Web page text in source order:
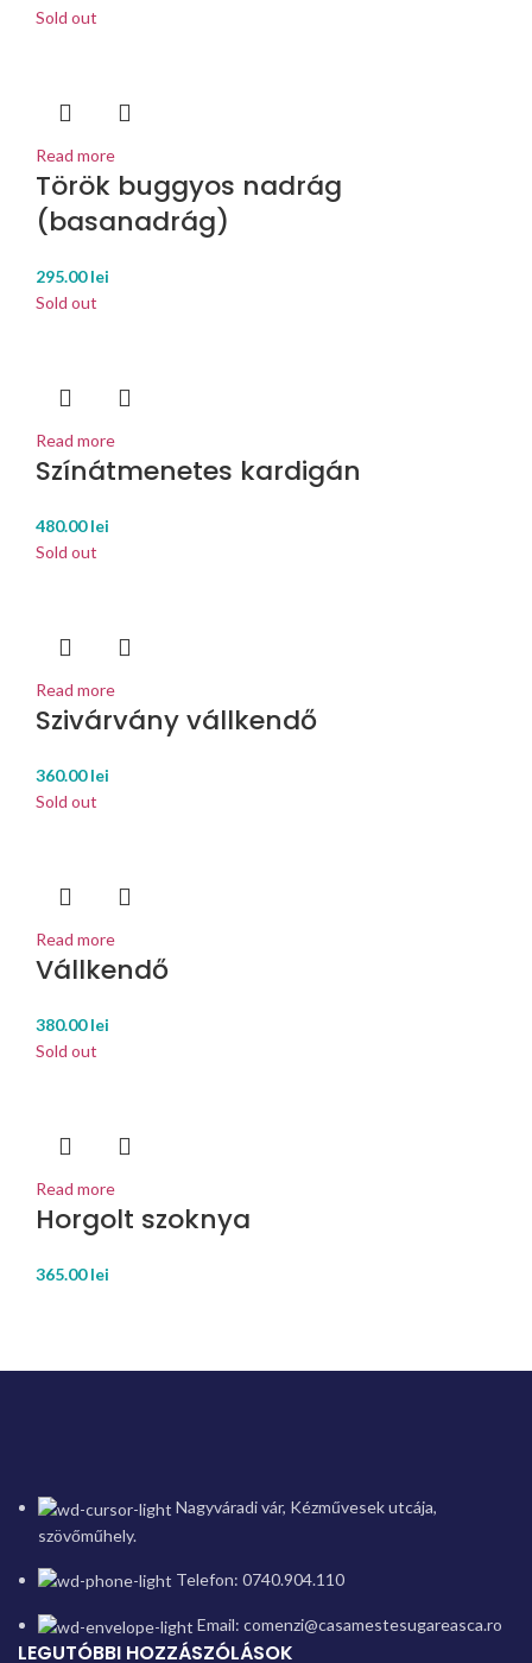
Sold out
Read more
Török buggyos nadrág
(basanadrág)
295.00lei
Sold out
Read more
Színátmenetes kardigán
480.00lei
Sold out
Read more
Szivárvány vállkendő
360.00lei
Sold out
Read more
Vállkendő
380.00lei
Sold out
Read more
Horgolt szoknya
365.00lei
Nagyváradi vár, Kézművesek utcája,
szövőműhely.
Telefon: 0740.904.110
Email: comenzi@casamestesugareasca.ro
LEGUTÓBBI HOZZÁSZÓLÁSOK